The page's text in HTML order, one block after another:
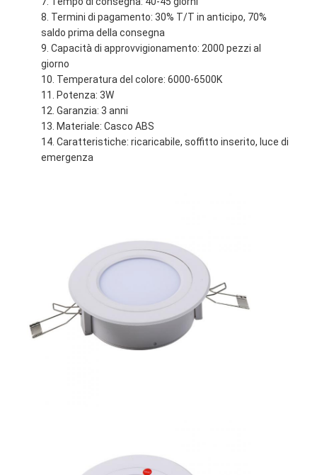
Termini di pagamento: 30% T/T in anticipo, 70%
saldo prima della consegna
Capacità di approvvigionamento: 2000 pezzi al
giorno
Temperatura del colore: 6000-6500K
Potenza: 3W
Garanzia: 3 anni
Materiale: Casco ABS
Caratteristiche: ricaricabile, soffitto inserito, luce di
emergenza